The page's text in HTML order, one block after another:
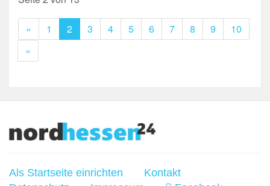
« Previous
1 2 3 4 5 6 7 8 9
10
»
Als Startseite einrichten
Kontakt